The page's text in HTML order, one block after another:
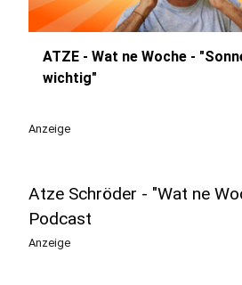
ATZE - Wat ne Woche -
wichtig"
Anzeige
Atze Schröder - "Wat ne
Podcast
Anzeige